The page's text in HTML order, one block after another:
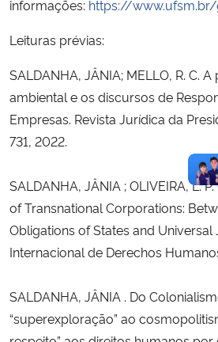
informações: https://
Leituras prévias:
SALDANHA, JÂNIA; MELLO, R. C.
ambiental e os discursos de
Empresas. Revista Jurídica da
731, 2022.
SALDANHA, JÂNIA ; OLIVEIRA, L.
of Transnational Corporations:
Obligations of States and Universal
Internacional de Derechos
SALDANHA, JÂNIA . Do
“superexploração” ao